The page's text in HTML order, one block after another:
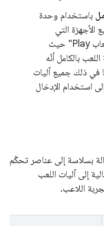
باستخدام وحدة
التي
تتوافق معها اللعبة من خلال منصة "ألعاب Play" حيث
بالكامل أنّه
في ذلك جميع آليات
استخدام الإدخال
بسلاسة إلى عناصر تحكّم
إلى آليات اللعب
اللاعب.